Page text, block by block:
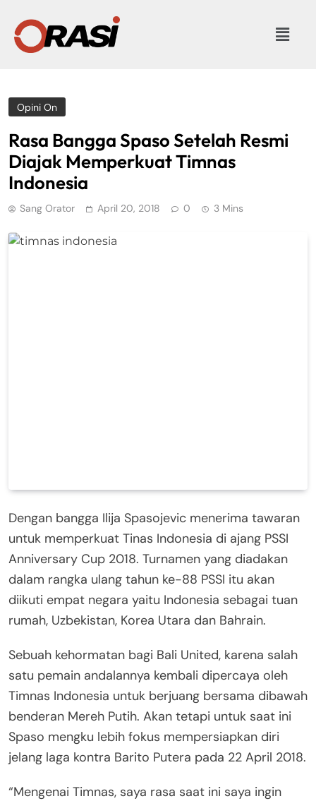
Opini On
Rasa Bangga Spaso Setelah Resmi
Diajak Memperkuat Timnas
Indonesia
Sang Orator April 20, 2018 0 3 Mins
Dengan bangga Ilija Spasojevic menerima tawaran
untuk memperkuat Tinas Indonesia di ajang PSSI
Anniversary Cup 2018. Turnamen yang diadakan
dalam rangka ulang tahun ke-88 PSSI itu akan
diikuti empat negara yaitu Indonesia sebagai tuan
rumah, Uzbekistan, Korea Utara dan Bahrain.
Sebuah kehormatan bagi Bali United, karena salah
satu pemain andalannya kembali dipercaya oleh
Timnas Indonesia untuk berjuang bersama dibawah
benderan Mereh Putih. Akan tetapi untuk saat ini
Spaso mengku lebih fokus mempersiapkan diri
jelang laga kontra Barito Putera pada 22 April 2018.
“Mengenai Timnas, saya rasa saat ini saya ingin